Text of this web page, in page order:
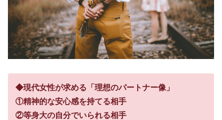
◆現代女性が求める「理想のパートナー像」
①精神的な安心感を持てる相手
②等身大の自分でいられる相手